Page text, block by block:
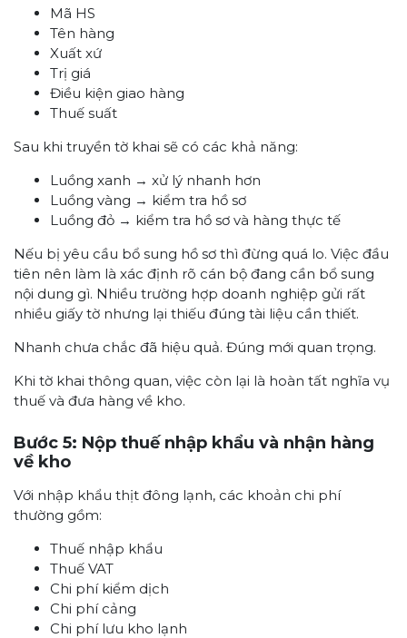
Mã HS
Tên hàng
Xuất xứ
Trị giá
Điều kiện giao hàng
Thuế suất
Sau khi truyền tờ khai sẽ có các khả năng:
Luồng xanh → xử lý nhanh hơn
Luồng vàng → kiểm tra hồ sơ
Luồng đỏ → kiểm tra hồ sơ và hàng thực tế
Nếu bị yêu cầu bổ sung hồ sơ thì đừng quá lo. Việc đầu
tiên nên làm là xác định rõ cán bộ đang cần bổ sung
nội dung gì. Nhiều trường hợp doanh nghiệp gửi rất
nhiều giấy tờ nhưng lại thiếu đúng tài liệu cần thiết.
Nhanh chưa chắc đã hiệu quả. Đúng mới quan trọng.
Khi tờ khai thông quan, việc còn lại là hoàn tất nghĩa vụ
thuế và đưa hàng về kho.
Bước 5: Nộp thuế nhập khẩu và nhận hàng
về kho
Với nhập khẩu thịt đông lạnh, các khoản chi phí
thường gồm:
Thuế nhập khẩu
Thuế VAT
Chi phí kiểm dịch
Chi phí cảng
Chi phí lưu kho lạnh